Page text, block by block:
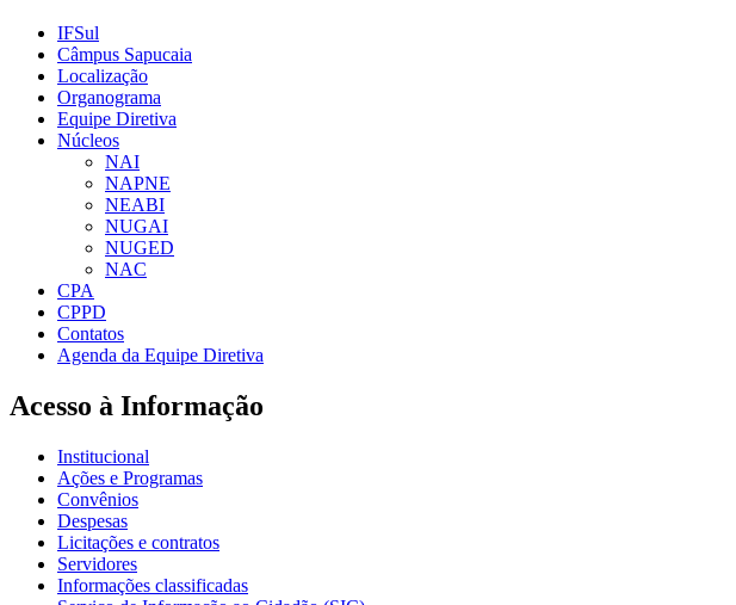
IFSul
Câmpus Sapucaia
Localização
Organograma
Equipe Diretiva
Núcleos
NAI
NAPNE
NEABI
NUGAI
NUGED
NAC
CPA
CPPD
Contatos
Agenda da Equipe Diretiva
Acesso à Informação
Institucional
Ações e Programas
Convênios
Despesas
Licitações e contratos
Servidores
Informações classificadas